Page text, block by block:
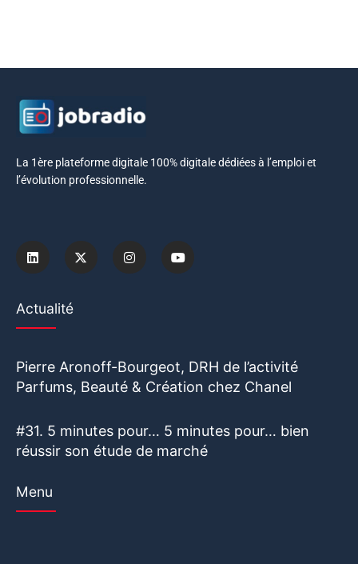
La 1ère plateforme digitale 100% digitale dédiées à l’emploi et
l’évolution professionnelle.
Actualité
Pierre Aronoff-Bourgeot, DRH de l’activité
Parfums, Beauté & Création chez Chanel
#31. 5 minutes pour… 5 minutes pour… bien
réussir son étude de marché
Menu